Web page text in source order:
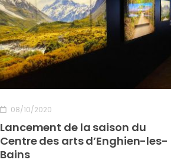
08/10/2020
Lancement de la saison du
Centre des arts d’Enghien-les-
Bains